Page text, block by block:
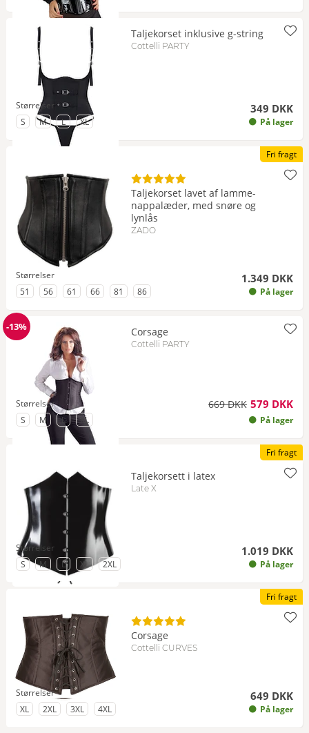
Taljekorset inklusive g-string
Cottelli PARTY
349 DKK
På lager
Størrelser
til Størrelse
S til Størrelse
M til Størrelse
L til Størrelse
XL
Fri fragt
Taljekorset lavet af lamme-
nappalæder, med snøre og
lynlås
ZADO
1.349 DKK
På lager
Størrelser
til Størrelse
51 til Størrelse
56 til Størrelse
61 til Størrelse
66 til Størrelse
81 til Størrelse
86
Rabat
-13% Corsage
Cottelli PARTY
669 DKK 579 DKK
På lager
Størrelser
til Størrelse
S til Størrelse
M til Størrelse
L til Størrelse
XL
Fri fragt
Taljekorsett i latex
Late X
1.019 DKK
På lager
Størrelser
til Størrelse
S til Størrelse
M til Størrelse
L til Størrelse
XL til Størrelse
2XL
Fri fragt
Corsage
Cottelli CURVES
649 DKK
På lager
Størrelser
til Størrelse
XL til Størrelse
2XL til Størrelse
3XL til Størrelse
4XL